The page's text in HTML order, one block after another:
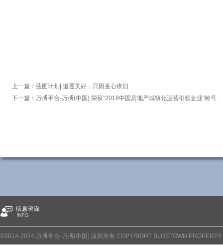
上一篇： 蓝图计划| 追逐美好，只因童心依旧
下一篇： 万搏平台-万搏(中国) 荣获“2018中国房地产城镇化运营引领企业”称号
©2014-2024 万搏平台-万搏(中国) 版权所有 COPYRIGHT BLUETOWN